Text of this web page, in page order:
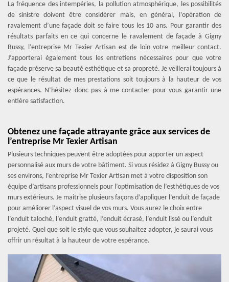
La fréquence des intempéries, la pollution atmosphérique, les possibilités
de sinistre doivent être considérer mais, en général, l’opération de
ravalement d’une façade doit se faire tous les 10 ans. Pour garantir des
résultats parfaits en ce qui concerne le ravalement de façade à Gigny
Bussy, l’entreprise Mr Texier Artisan est de loin votre meilleur contact.
J’apporterai également tous les entretiens nécessaires pour que votre
façade préserve sa beauté esthétique et sa propreté. Je veillerai toujours à
ce que le résultat de mes prestations soit toujours à la hauteur de vos
espérances. N’hésitez donc pas à me contacter pour vous garantir une
entière satisfaction.
Obtenez une façade attrayante grâce aux services de
l’entreprise Mr Texier Artisan
Plusieurs techniques peuvent être adoptées pour apporter un aspect
personnalisé aux murs de votre bâtiment. Si vous résidez à Gigny Bussy ou
ses environs, l’entreprise Mr Texier Artisan met à votre disposition son
équipe d’artisans professionnels pour l’optimisation de l’esthétiques de vos
murs extérieurs. Je maitrise plusieurs façons d’appliquer l’enduit de façade
pour améliorer l’aspect visuel de vos murs. Vous aurez le choix entre
l’enduit taloché, l’enduit gratté, l’enduit écrasé, l’enduit lissé ou l’enduit
projeté. Quel que soit le style que vous souhaitez adopter, je saurai vous
offrir un résultat à la hauteur de votre espérance.